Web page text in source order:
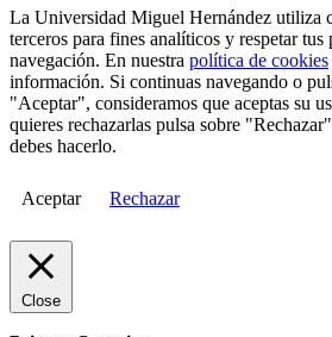
La Universidad Miguel Hernández utiliza
terceros para fines analíticos y respetar tus
navegación. En nuestra política de cookies
información. Si continuas navegando o
"Aceptar", consideramos que aceptas su
quieres rechazarlas pulsa sobre
debes hacerlo.
Aceptar Rechazar
Close